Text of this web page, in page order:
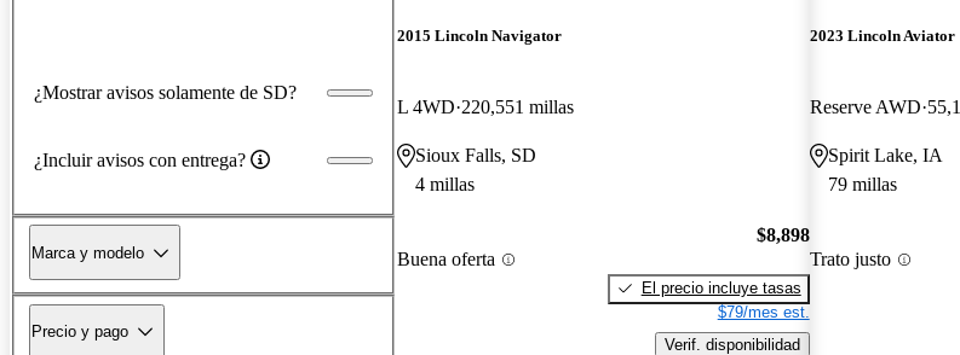
¿Mostrar avisos solamente de SD?
¿Incluir avisos con entrega?
Marca y modelo
Precio y pago
2015 Lincoln Navigator
L 4WD 220,551 millas
Sioux Falls, SD
4 millas
Buena oferta
$8,898
El precio incluye tasas
$79/mes est.
Verif. disponibilidad
2023 Lincoln Aviator
Reserve AWD
Spirit Lake, IA
79 millas
Trato justo